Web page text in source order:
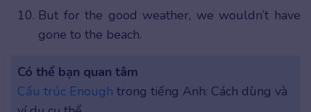
But for the good weather, we wouldn’t have
gone to the beach.
Có thể bạn quan tâm
Cấu trúc Enough trong tiếng Anh: Cách dùng và